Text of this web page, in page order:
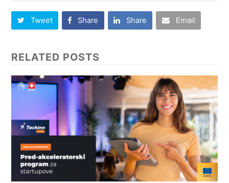
Tweet Share Share Email
RELATED POSTS